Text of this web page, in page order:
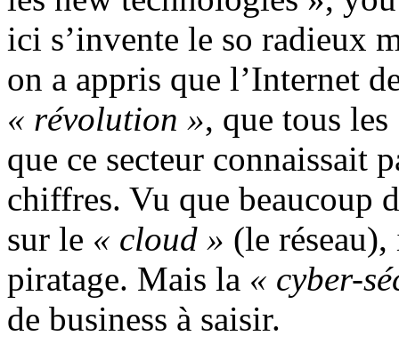
ici s’invente le so radieux
on a appris que l’Internet
« révolution », que tous les
que ce secteur connaissait
chiffres. Vu que beaucoup
sur le « cloud » (le
piratage. Mais la « cyber-
de business à saisir.